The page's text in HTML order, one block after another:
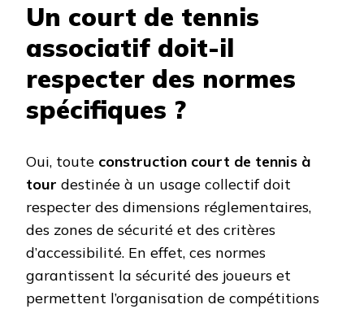
Un court de tennis
associatif doit-il
respecter des normes
spécifiques ?
Oui, toute construction court de tennis à
tour destinée à un usage collectif doit
respecter des dimensions réglementaires,
des zones de sécurité et des critères
d’accessibilité. En effet, ces normes
garantissent la sécurité des joueurs et
permettent l’organisation de compétitions